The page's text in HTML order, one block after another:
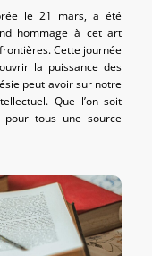
le 21 mars, a été
hommage à cet art
Cette journée
la puissance des
peut avoir sur notre
Que l’on soit
pour tous une source